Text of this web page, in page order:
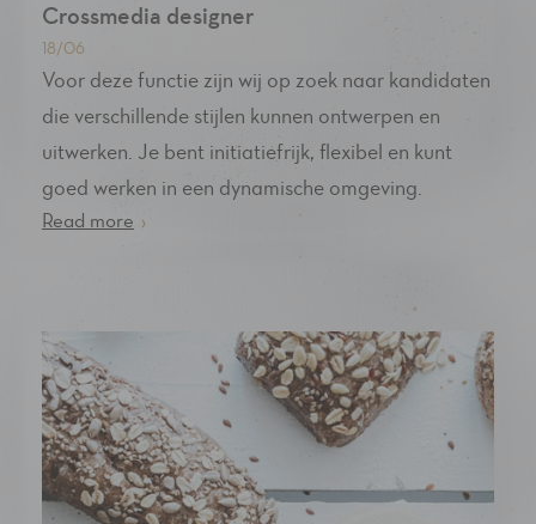
Crossmedia designer
18/06
Voor deze functie zijn wij op zoek naar kandidaten
die verschillende stijlen kunnen ontwerpen en
uitwerken. Je bent initiatiefrijk, flexibel en kunt
goed werken in een dynamische omgeving.
›
Read more